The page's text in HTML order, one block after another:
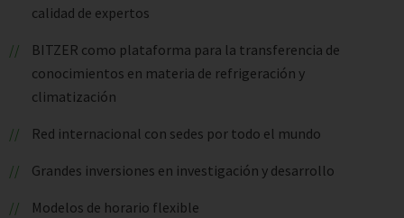
calidad de expertos
BITZER como plataforma para la transferencia de
conocimientos en materia de refrigeración y
climatización
Red internacional con sedes por todo el mundo
Grandes inversiones en investigación y desarrollo
Modelos de horario flexible